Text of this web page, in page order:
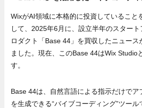
WixがAI領域に本格的に投資していること
して、2025年6月に、設立半年のスター
ロダクト「Base 44」を買収したニュー
ました。現在、このBase 44はWix Studio
す。
Base 44は、自然言語による指示だけでア
を生成できる“バイブコーディング”ツー